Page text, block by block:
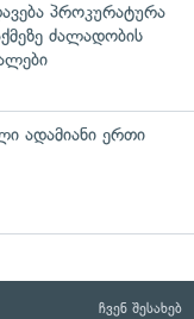
პროკურატურა
ძალადობის
ადამიანი ერთი
ჩვენ შესახებ